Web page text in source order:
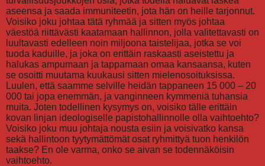
aseensa ja saada immuniteetin, jota hän on heille tarjonnut.
Voisiko joku johtaa tätä ryhmää ja sitten myös johtaa
väestöä riittävästi kaatamaan hallinnon, jolla valitettavasti on
luultavasti edelleen noin miljoona taistelijaa, jotka se voi
tuoda kaduille, ja joka on erittäin raskaasti aseistettu ja
halukas ampumaan ja tappamaan omaa kansaansa, kuten
se osoitti muutama kuukausi sitten mielenosoituksissa.
Luulen, että saamme selville heidän tappaneen 15 000 – 20
000 tai jopa enemmän, ja vanginneen kymmeniä tuhansia
muita. Joten todellinen kysymys on, voisiko tälle erittäin
kovan linjan ideologiselle papistohallinnolle olla vaihtoehto?
Voisiko joku muu johtaja nousta esiin ja voisivatko kansa
sekä hallintoon tyytymättömät osat ryhmittyä tuon henkilön
taakse? En ole varma, onko se aivan se todennäköisin
vaihtoehto.